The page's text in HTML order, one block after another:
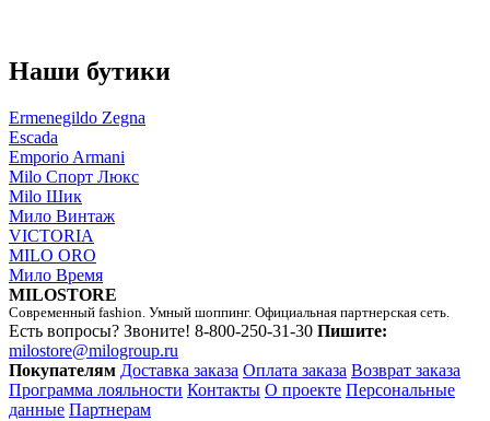
Наши бутики
Ermenegildo Zegna
Escada
Emporio Armani
Milo Спорт Люкс
Milo Шик
Мило Винтаж
VICTORIA
MILO ORO
Мило Время
MILOSTORE
Современный fashion. Умный шоппинг. Официальная партнерская сеть.
Есть вопросы? Звоните! 8-800-250-31-30 Пишите:
milostore@milogroup.ru
Покупателям Доставка заказа Оплата заказа Возврат заказа
Программа лояльности Контакты О проекте Персональные
данные Партнерам